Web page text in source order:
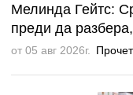
Мелинда Гейтс:
преди да
от 05 авг 2026г.